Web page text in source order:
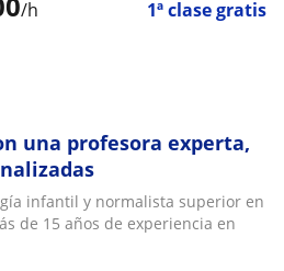
/h 1ª clase gratis
una profesora experta,
infantil y normalista superior en
de 15 años de experiencia en